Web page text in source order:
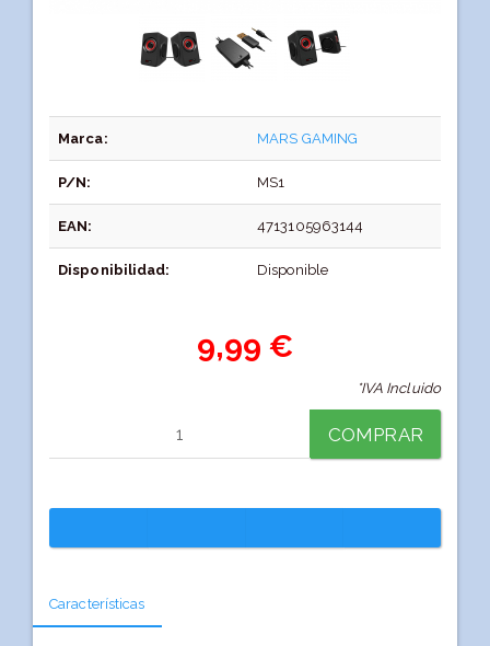
Marca: MARS GAMING
P/N: MS1
EAN: 4713105963144
Disponibilidad: Disponible
9,99 €
*IVA Incluido
COMPRAR
Características